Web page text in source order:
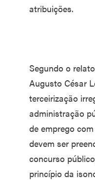
atribuições.
Segundo o
Augusto César
terceirização
administração
de emprego
devem ser
concurso
princípio da